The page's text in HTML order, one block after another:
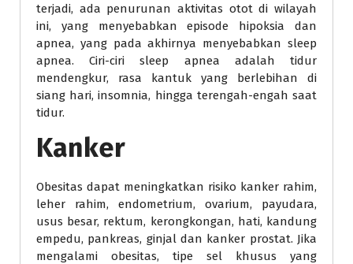
terjadi, ada penurunan aktivitas otot di wilayah
ini, yang menyebabkan episode hipoksia dan
apnea, yang pada akhirnya menyebabkan sleep
apnea. Ciri-ciri sleep apnea adalah tidur
mendengkur, rasa kantuk yang berlebihan di
siang hari, insomnia, hingga terengah-engah saat
tidur.
Kanker
Obesitas dapat meningkatkan risiko kanker rahim,
leher rahim, endometrium, ovarium, payudara,
usus besar, rektum, kerongkongan, hati, kandung
empedu, pankreas, ginjal dan kanker prostat. Jika
mengalami obesitas, tipe sel khusus yang